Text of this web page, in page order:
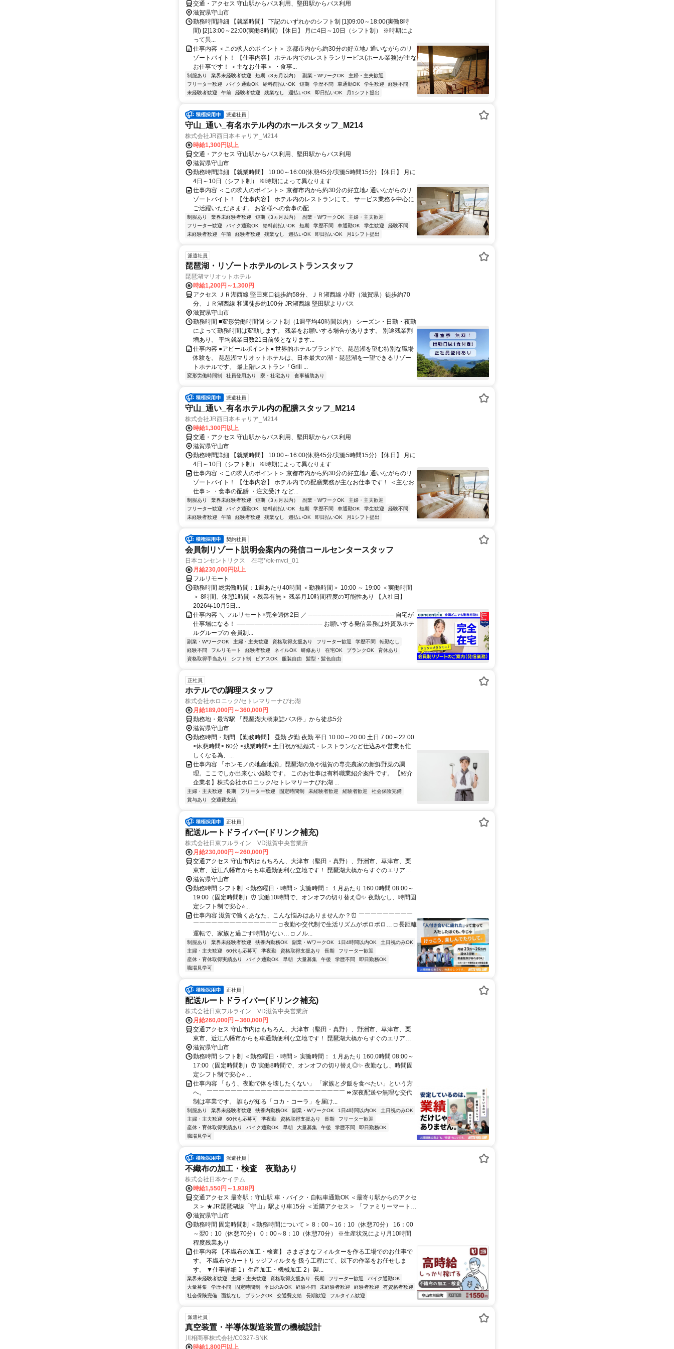
交通・アクセス 守山駅からバス利用、堅田駅からバス利用
滋賀県守山市
勤務時間詳細 【就業時間】 下記のいずれかのシフト制 [1]09:00～18:00(実働8時
間) [2]13:00～22:00(実働8時間) 【休日】 月に4日～10日（シフト制） ※時期によ
って異...
仕事内容 ＜この求人のポイント＞ 京都市内から約30分の好立地♪ 通いながらのリ
ゾートバイト！ 【仕事内容】 ホテル内でのレストランサービス(ホール業務)が主な
お仕事です！ ＜主なお仕事＞ ・食事...
制服あり 業界未経験者歓迎 短期（3ヵ月以内） 副業・WワークOK
主婦・主夫歓迎
フリーター歓迎
バイク通勤OK 給料前払いOK 短期 学歴不問 車通勤OK 学生歓迎
経験不問
未経験者歓迎
午前 経験者歓迎 残業なし 週払いOK 即日払いOK 月1シフト提出
派遣社員
守山_通い_有名ホテル内のホールスタッフ_M214
株式会社JR西日本キャリア_M214
時給1,300円以上
交通・アクセス 守山駅からバス利用、堅田駅からバス利用
滋賀県守山市
勤務時間詳細 【就業時間】 10:00～16:00(休憩45分/実働5時間15分) 【休日】 月に
4日～10日（シフト制） ※時期によって異なります
仕事内容 ＜この求人のポイント＞ 京都市内から約30分の好立地♪ 通いながらのリ
ゾートバイト！ 【仕事内容】 ホテル内のレストランにて、 サービス業務を中心に
ご活躍いただきます。 お客様への食事の配...
制服あり 業界未経験者歓迎 短期（3ヵ月以内） 副業・WワークOK
主婦・主夫歓迎
フリーター歓迎
バイク通勤OK 給料前払いOK 短期 学歴不問 車通勤OK 学生歓迎
経験不問
未経験者歓迎
午前 経験者歓迎 残業なし 週払いOK 即日払いOK 月1シフト提出
派遣社員
琵琶湖・リゾートホテルのレストランスタッフ
琵琶湖マリオットホテル
時給1,200円～1,300円
アクセス ＪＲ湖西線 堅田東口徒歩約58分、ＪＲ湖西線 小野（滋賀県）徒歩約70
分、ＪＲ湖西線 和邇徒歩約100分 JR湖西線 堅田駅よりバス
滋賀県守山市
勤務時間 ■変形労働時間制 シフト制（1週平均40時間以内） シーズン・日勤・夜勤
によって勤務時間は変動します。 残業をお願いする場合があります。 別途残業割
増あり。 平均就業日数21日前後となります...
仕事内容 ●アピールポイント● 世界的ホテルブランドで、琵琶湖を望む特別な職場
体験を。 琵琶湖マリオットホテルは、日本最大の湖・琵琶湖を一望できるリゾー
トホテルです。 最上階レストラン「Grill ...
変形労働時間制 社員登用あり 寮・社宅あり 食事補助あり
派遣社員
守山_通い_有名ホテル内の配膳スタッフ_M214
株式会社JR西日本キャリア_M214
時給1,300円以上
交通・アクセス 守山駅からバス利用、堅田駅からバス利用
滋賀県守山市
勤務時間詳細 【就業時間】 10:00～16:00(休憩45分/実働5時間15分) 【休日】 月に
4日～10日（シフト制） ※時期によって異なります
仕事内容 ＜この求人のポイント＞ 京都市内から約30分の好立地♪ 通いながらのリ
ゾートバイト！ 【仕事内容】 ホテル内での配膳業務が主なお仕事です！ ＜主なお
仕事＞ ・食事の配膳 ・注文受け など...
制服あり 業界未経験者歓迎 短期（3ヵ月以内） 副業・WワークOK
主婦・主夫歓迎
フリーター歓迎
バイク通勤OK 給料前払いOK 短期 学歴不問 車通勤OK 学生歓迎
経験不問
未経験者歓迎
午前 経験者歓迎 残業なし 週払いOK 即日払いOK 月1シフト提出
契約社員
会員制リゾート説明会案内の発信コールセンタースタッフ
日本コンセントリクス 在宅*/ok-mvci_01
月給230,000円以上
フルリモート
勤務時間 総労働時間：1週あたり40時間 ＜勤務時間＞ 10:00 ～ 19:00 ＜実働時間
＞ 8時間、休憩1時間 ＜残業有無＞ 残業月10時間程度の可能性あり 【入社日】
2026年10月5日...
仕事内容 ＼ フルリモート×完全週休2日 ／ ─────────────────── 自宅が
仕事場になる！ ─────────────────── お願いする発信業務は外資系ホテ
ルグループの 会員制...
副業・WワークOK 主婦・主夫歓迎 資格取得支援あり フリーター歓迎 学歴不問
転勤なし
経験不問
フルリモート 経験者歓迎 ネイルOK 研修あり 在宅OK ブランクOK
育休あり
資格取得手当あり
シフト制 ピアスOK 服装自由 髪型・髪色自由
正社員
ホテルでの調理スタッフ
株式会社ホロニック/セトレマリーナびわ湖
月給189,000円～360,000円
勤務地・最寄駅 「琵琶湖大橋東詰バス停」から徒歩5分
滋賀県守山市
勤務時間・期間 【勤務時間】 昼勤 夕勤 夜勤 平日 10:00～20:00 土日 7:00～22:00
<休憩時間> 60分 <残業時間> 土日祝が結婚式・レストランなど仕込みや営業も忙
しくなる為、...
仕事内容 「ホンモノの地産地消」琵琶湖の魚や滋賀の専売農家の新鮮野菜の調
理。ここでしか出来ない経験です。 このお仕事は有料職業紹介案件です。 【紹介
企業名】株式会社ホロニック/セトレマリーナびわ湖 ...
主婦・主夫歓迎 長期 フリーター歓迎 固定時間制 未経験者歓迎 経験者歓迎
社会保険完備
賞与あり
交通費支給
正社員
配送ルートドライバー(ドリンク補充)
株式会社日東フルライン VD滋賀中央営業所
月給230,000円～260,000円
交通アクセス 守山市内はもちろん、大津市（堅田・真野）、野洲市、草津市、栗
東市、近江八幡市からも車通勤便利な立地です！ 琵琶湖大橋からすぐのエリアな
ので、対岸からの通勤者も多数活躍中です。
滋賀県守山市
勤務時間 シフト制 ＜勤務曜日・時間＞ 実働時間： １月あたり 160.0時間 08:00～
19:00（固定時間制）⏰ 実働10時間で、オンオフの切り替え◎✨ 夜勤なし、時間固
定シフト制で安心⭐...
仕事内容 滋賀で働くあなた、こんな悩みはありませんか？⏰ ￣￣￣￣￣￣￣￣￣
￣￣￣￣￣￣￣￣￣￣￣￣￣￣ □ 夜勤や交代制で生活リズムがボロボロ… □ 長距離
運転で、家族と過ごす時間がない… □ ノル...
制服あり 業界未経験者歓迎 扶養内勤務OK 副業・WワークOK 1日4時間以内OK
土日祝のみOK
主婦・主夫歓迎
60代も応募可 準夜勤 資格取得支援あり 長期
フリーター歓迎
産休・育休取得実績あり
バイク通勤OK 早朝 大量募集 午後 学歴不問
即日勤務OK
職場見学可
正社員
配送ルートドライバー(ドリンク補充)
株式会社日東フルライン VD滋賀中央営業所
月給260,000円～360,000円
交通アクセス 守山市内はもちろん、大津市（堅田・真野）、野洲市、草津市、栗
東市、近江八幡市からも車通勤便利な立地です！ 琵琶湖大橋からすぐのエリアな
ので、対岸からの通勤者も多数活躍中です。
滋賀県守山市
勤務時間 シフト制 ＜勤務曜日・時間＞ 実働時間： １月あたり 160.0時間 08:00～
17:00（固定時間制）⏰ 実働8時間で、オンオフの切り替え◎✨ 夜勤なし、時間固
定シフト制で安心⭐ ...
仕事内容 「もう、夜勤で体を壊したくない」 「家族と夕飯を食べたい」という方
へ。 ￣￣￣￣￣￣￣￣￣￣￣￣￣￣￣￣￣￣￣￣￣￣￣ ⏩深夜配送や無理な交代
制は卒業です。 誰もが知る「コカ・コーラ」を届け...
制服あり 業界未経験者歓迎 扶養内勤務OK 副業・WワークOK 1日4時間以内OK
土日祝のみOK
主婦・主夫歓迎
60代も応募可 準夜勤 資格取得支援あり 長期
フリーター歓迎
産休・育休取得実績あり
バイク通勤OK 早朝 大量募集 午後 学歴不問
即日勤務OK
職場見学可
派遣社員
不織布の加工・検査 夜勤あり
株式会社日本ケイテム
時給1,550円～1,938円
交通アクセス 最寄駅：守山駅 車・バイク・自転車通勤OK ＜最寄り駅からのアクセ
ス＞ ★JR琵琶湖線「守山」駅より車15分 ＜近隣アクセス＞ 「ファミリーマート
守山小島町店」より徒歩10分
滋賀県守山市
勤務時間 固定時間制 ＜勤務時間について＞ 8：00～16：10（休憩70分） 16：00
～翌0：10（休憩70分） 0：00～8：10（休憩70分） ※生産状況により月10時間
程度残業あり
仕事内容 【不織布の加工・検査】 さまざまなフィルターを作る工場でのお仕事で
す。 不織布やカートリッジフィルタを 扱う工程にて、以下の作業をお任せしま
す。 ▼仕事詳細 1）生産加工・機械加工 2）製...
業界未経験者歓迎 主婦・主夫歓迎 資格取得支援あり 長期 フリーター歓迎
バイク通勤OK
大量募集
学歴不問 固定時間制 平日のみOK 経験不問 未経験者歓迎 経験者歓迎
有資格者歓迎
社会保険完備
面接なし ブランクOK 交通費支給 長期歓迎 フルタイム歓迎
派遣社員
真空装置・半導体製造装置の機械設計
川相商事株式会社/C0327-SNK
時給1,800円以上